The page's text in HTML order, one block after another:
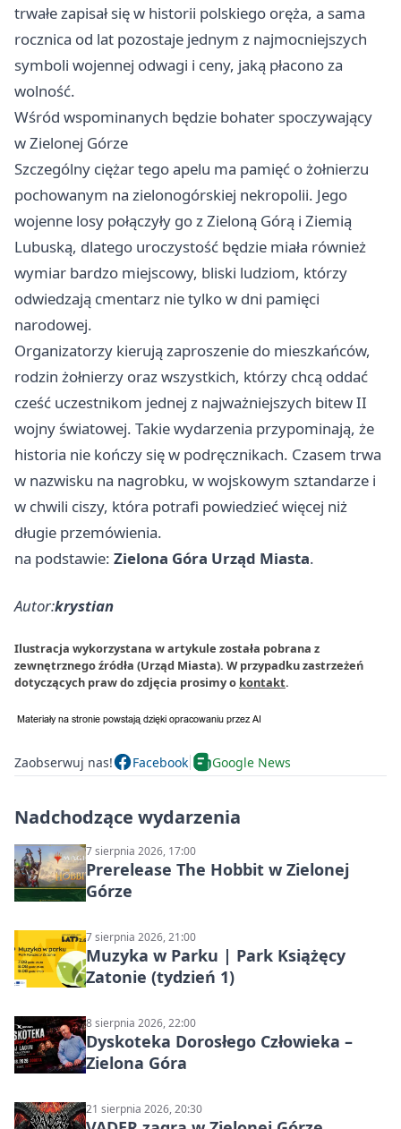
trwałe zapisał się w historii polskiego oręża, a sama
rocznica od lat pozostaje jednym z najmocniejszych
symboli wojennej odwagi i ceny, jaką płacono za
wolność.
Wśród wspominanych będzie bohater spoczywający
w Zielonej Górze
Szczególny ciężar tego apelu ma pamięć o żołnierzu
pochowanym na zielonogórskiej nekropolii. Jego
wojenne losy połączyły go z Zieloną Górą i Ziemią
Lubuską, dlatego uroczystość będzie miała również
wymiar bardzo miejscowy, bliski ludziom, którzy
odwiedzają cmentarz nie tylko w dni pamięci
narodowej.
Organizatorzy kierują zaproszenie do mieszkańców,
rodzin żołnierzy oraz wszystkich, którzy chcą oddać
cześć uczestnikom jednej z najważniejszych bitew II
wojny światowej. Takie wydarzenia przypominają, że
historia nie kończy się w podręcznikach. Czasem trwa
w nazwisku na nagrobku, w wojskowym sztandarze i
w chwili ciszy, która potrafi powiedzieć więcej niż
długie przemówienia.
na podstawie: Zielona Góra Urząd Miasta.
Autor:krystian
Ilustracja wykorzystana w artykule została pobrana z
zewnętrznego źródła (Urząd Miasta). W przypadku zastrzeżeń
dotyczących praw do zdjęcia prosimy o kontakt.
Zaobserwuj nas! Facebook Google News
Nadchodzące wydarzenia
7 sierpnia 2026, 17:00
Prerelease The Hobbit w Zielonej
Górze
7 sierpnia 2026, 21:00
Muzyka w Parku | Park Książęcy
Zatonie (tydzień 1)
8 sierpnia 2026, 22:00
Dyskoteka Dorosłego Człowieka –
Zielona Góra
21 sierpnia 2026, 20:30